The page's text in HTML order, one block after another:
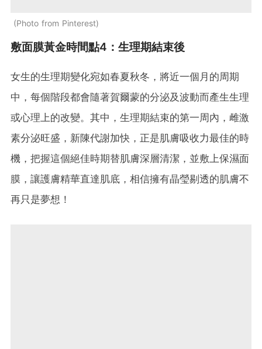
Photo from Pinterest
敷面膜黃金時間點4：生理期結束後
女生的生理期變化宛如春夏秋冬，將近一個月的周期
中，每個階段都會隨著賀爾蒙的分泌及波動而產生生理
或心理上的改變。其中，生理期結束的第一周內，雌激
素分泌旺盛，新陳代謝加快，正是肌膚吸收力最佳的時
機，把握這個絕佳時期替肌膚深層清潔，並敷上保濕面
膜，讓護膚精華直達肌底，相信擁有晶瑩剔透的肌膚不
再只是夢想！